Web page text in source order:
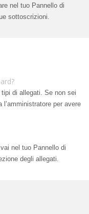
nel tuo Pannello di
sottoscrizioni.
di allegati. Se non sei
per avere
nel tuo Pannello di
degli allegati.